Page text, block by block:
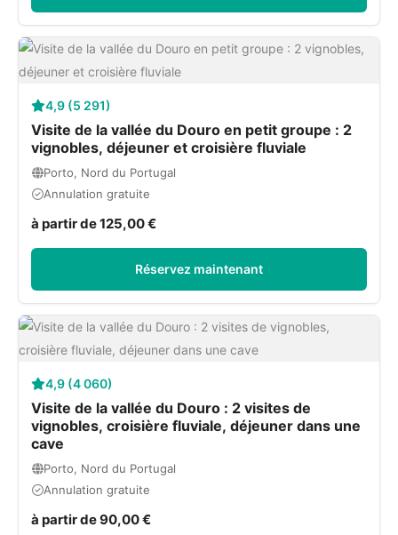
4,9 (5 291)
Visite de la vallée du Douro en petit groupe : 2
vignobles, déjeuner et croisière fluviale
Porto, Nord du Portugal
Annulation gratuite
à partir de 125,00 €
Réservez maintenant
4,9 (4 060)
Visite de la vallée du Douro : 2 visites de
vignobles, croisière fluviale, déjeuner dans une
cave
Porto, Nord du Portugal
Annulation gratuite
à partir de 90,00 €